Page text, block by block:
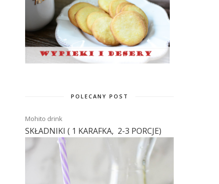
POLECANY POST
Mohito drink
SKŁADNIKI ( 1 KARAFKA, 2-3 PORCJE)